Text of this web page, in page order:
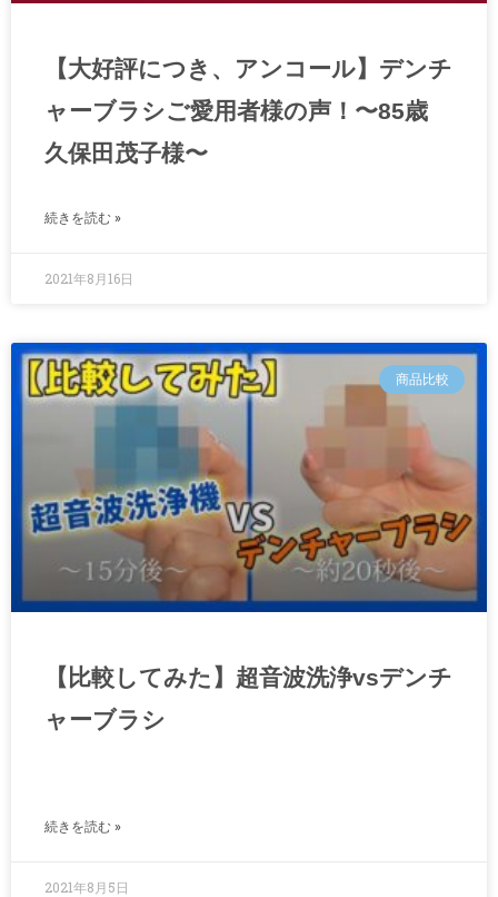
【大好評につき、アンコール】デンチ
ャーブラシご愛用者様の声！〜85歳
久保田茂子様〜
続きを読む »
2021年8月16日
商品比較
【比較してみた】超音波洗浄vsデンチ
ャーブラシ
続きを読む »
2021年8月5日